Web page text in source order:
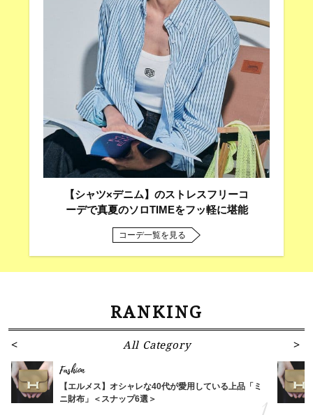
【シャツ×デニム】のストレスフリーコ
ーデで真夏のソロTIMEをフッ軽に堪能
コーデ一覧を見る
RANKING
All Category
Fashion
【エルメス】オシャレな40代が愛用している上品「ミ
ニ財布」＜スナップ6選＞